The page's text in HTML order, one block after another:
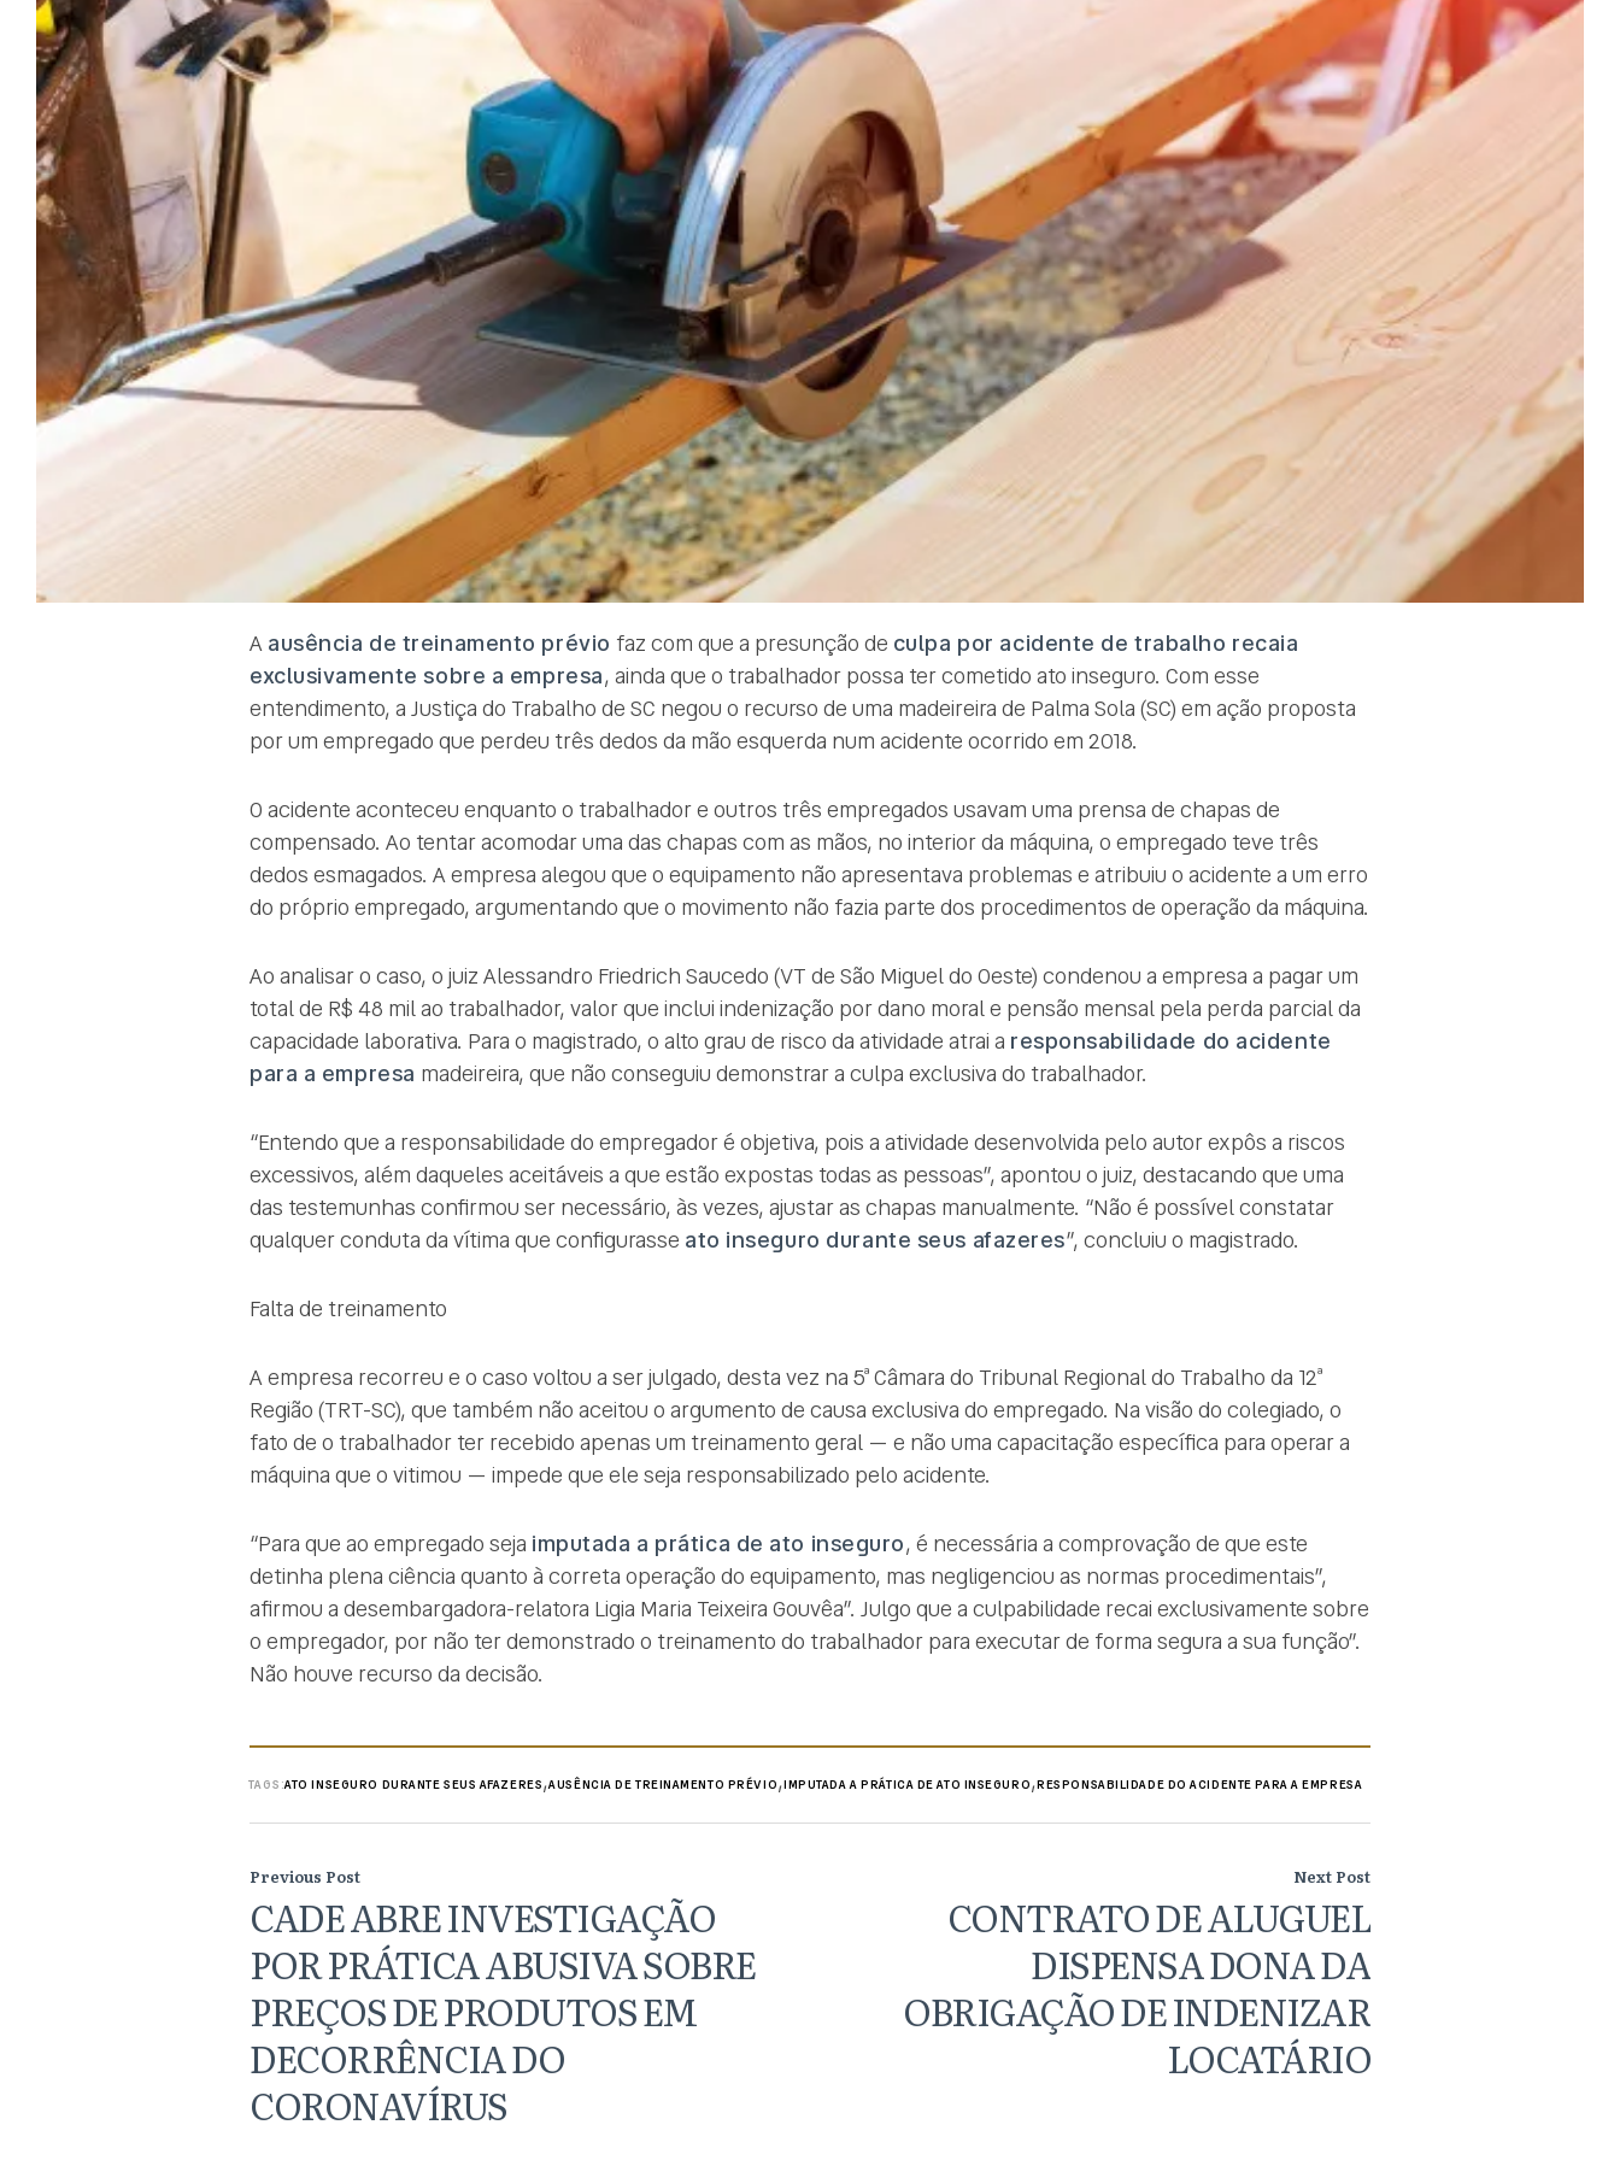
Aausência de treinamento prévio faz com que a presunção de culpa por acidente de trabalho recaia
exclusivamente sobre a empresa, ainda que o trabalhador possa ter cometido ato inseguro. Com esse
entendimento, a Justiça do Trabalho de SC negou o recurso de uma madeireira de Palma Sola (SC) em ação proposta
por um empregado que perdeu três dedos da mão esquerda num acidente ocorrido em 2018.
O acidente aconteceu enquanto o trabalhador e outros três empregados usavam uma prensa de chapas de
compensado. Ao tentar acomodar uma das chapas com as mãos, no interior da máquina, o empregado teve três
dedos esmagados. A empresa alegou que o equipamento não apresentava problemas e atribuiu o acidente a um erro
do próprio empregado, argumentando que o movimento não fazia parte dos procedimentos de operação da máquina.
Ao analisar o caso, o juiz Alessandro Friedrich Saucedo (VT de São Miguel do Oeste) condenou a empresa a pagar um
total de R$ 48 mil ao trabalhador, valor que inclui indenização por dano moral e pensão mensal pela perda parcial da
capacidade laborativa. Para o magistrado, o alto grau de risco da atividade atrai a responsabilidade do acidente
para a empresa madeireira, que não conseguiu demonstrar a culpa exclusiva do trabalhador.
“Entendo que a responsabilidade do empregador é objetiva, pois a atividade desenvolvida pelo autor expôs a riscos
excessivos, além daqueles aceitáveis a que estão expostas todas as pessoas”, apontou o juiz, destacando que uma
das testemunhas confirmou ser necessário, às vezes, ajustar as chapas manualmente. “Não é possível constatar
qualquer conduta da vítima que configurasse ato inseguro durante seus afazeres”, concluiu o magistrado.
Falta de treinamento
A empresa recorreu e o caso voltou a ser julgado, desta vez na 5ª Câmara do Tribunal Regional do Trabalho da 12ª
Região (TRT-SC), que também não aceitou o argumento de causa exclusiva do empregado. Na visão do colegiado, o
fato de o trabalhador ter recebido apenas um treinamento geral — e não uma capacitação específica para operar a
máquina que o vitimou — impede que ele seja responsabilizado pelo acidente.
“Para que ao empregado seja imputada a prática de ato inseguro, é necessária a comprovação de que este
detinha plena ciência quanto à correta operação do equipamento, mas negligenciou as normas procedimentais”,
afirmou a desembargadora-relatora Ligia Maria Teixeira Gouvêa”. Julgo que a culpabilidade recai exclusivamente sobre
o empregador, por não ter demonstrado o treinamento do trabalhador para executar de forma segura a sua função”.
Não houve recurso da decisão.
TAGS:ATO INSEGURO DURANTE SEUS AFAZERES,AUSÊNCIA DE TREINAMENTO PRÉVIO,IMPUTADA A PRÁTICA DE ATO INSEGURO,RESPONSABILIDADE DO ACIDENTE PARA A EMPRESA
Previous Post
CADE ABRE INVESTIGAÇÃO
POR PRÁTICA ABUSIVA SOBRE
PREÇOS DE PRODUTOS EM
DECORRÊNCIA DO
CORONAVÍRUS
Next Post
CONTRATO DE ALUGUEL
DISPENSA DONA DA
OBRIGAÇÃO DE INDENIZAR
LOCATÁRIO